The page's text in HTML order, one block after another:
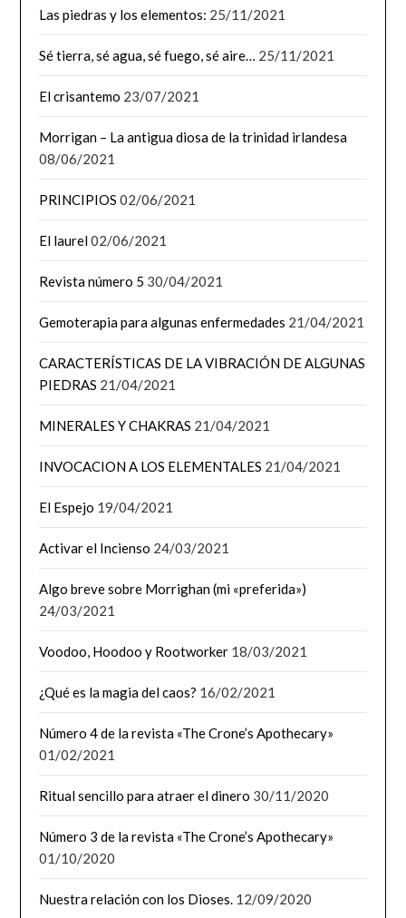
Las piedras y los elementos: 25/11/2021
Sé tierra, sé agua, sé fuego, sé aire… 25/11/2021
El crisantemo 23/07/2021
Morrigan – La antigua diosa de la trinidad irlandesa
08/06/2021
PRINCIPIOS 02/06/2021
El laurel02/06/2021
Revista número 5 30/04/2021
Gemoterapia para algunas enfermedades 21/04/2021
CARACTERÍSTICAS DE LA VIBRACIÓN DE ALGUNAS
PIEDRAS 21/04/2021
MINERALES Y CHAKRAS 21/04/2021
INVOCACION A LOS ELEMENTALES 21/04/2021
El Espejo 19/04/2021
Activar el Incienso 24/03/2021
Algo breve sobre Morrighan (mi «preferida»)
24/03/2021
Voodoo, Hoodoo y Rootworker 18/03/2021
¿Qué es la magia del caos? 16/02/2021
Número 4 de la revista «The Crone’s Apothecary»
01/02/2021
Ritual sencillo para atraer el dinero 30/11/2020
Número 3 de la revista «The Crone’s Apothecary»
01/10/2020
Nuestra relación con los Dioses. 12/09/2020